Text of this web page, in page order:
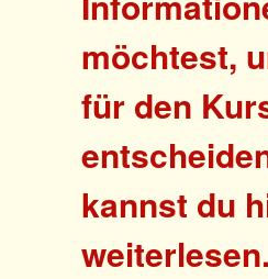
möchtest,
für den
kannst du